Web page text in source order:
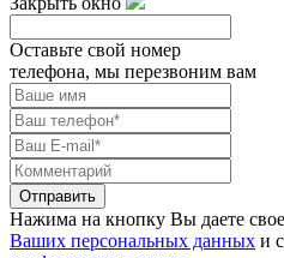
Оставьте свой номер
телефона, мы перезвоним вам
Отправить
Нажима на кнопку Вы даете свое
Ваших персональных данных и